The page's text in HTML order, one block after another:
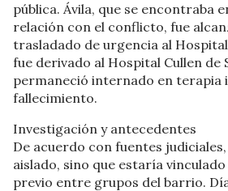
pública. Ávila, que se encontraba
relación con el conflicto, fue
trasladado de urgencia al
fue derivado al Hospital Cullen de
permaneció internado en terapia
fallecimiento.
Investigación y antecedentes
De acuerdo con fuentes
aislado, sino que estaría
previo entre grupos del barrio.